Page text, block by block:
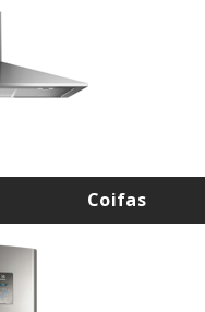
Electrolux na Zona Leste
Coifas
Cadence